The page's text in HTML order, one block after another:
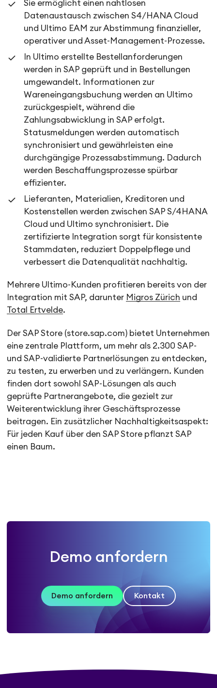
Sie ermöglicht einen nahtlosen
Datenaustausch zwischen S4/HANA Cloud
und Ultimo EAM zur Abstimmung finanzieller,
operativer und Asset-Management-Prozesse.
In Ultimo erstellte Bestellanforderungen
werden in SAP geprüft und in Bestellungen
umgewandelt. Informationen zur
Wareneingangsbuchung werden an Ultimo
zurückgespielt, während die
Zahlungsabwicklung in SAP erfolgt.
Statusmeldungen werden automatisch
synchronisiert und gewährleisten eine
durchgängige Prozessabstimmung. Dadurch
werden Beschaffungsprozesse spürbar
effizienter.
Lieferanten, Materialien, Kreditoren und
Kostenstellen werden zwischen SAP S/4HANA
Cloud und Ultimo synchronisiert. Die
zertifizierte Integration sorgt für konsistente
Stammdaten, reduziert Doppelpflege und
verbessert die Datenqualität nachhaltig.
Mehrere Ultimo-Kunden profitieren bereits von der
Integration mit SAP, darunter Migros Zürich und
Total Ertvelde.
Der SAP Store (store.sap.com) bietet Unternehmen
eine zentrale Plattform, um mehr als 2.300 SAP-
und SAP-validierte Partnerlösungen zu entdecken,
zu testen, zu erwerben und zu verlängern. Kunden
finden dort sowohl SAP-Lösungen als auch
geprüfte Partnerangebote, die gezielt zur
Weiterentwicklung ihrer Geschäftsprozesse
beitragen. Ein zusätzlicher Nachhaltigkeitsaspekt:
Für jeden Kauf über den SAP Store pflanzt SAP
einen Baum.
Demo anfordern
Demo anfordern Kontakt